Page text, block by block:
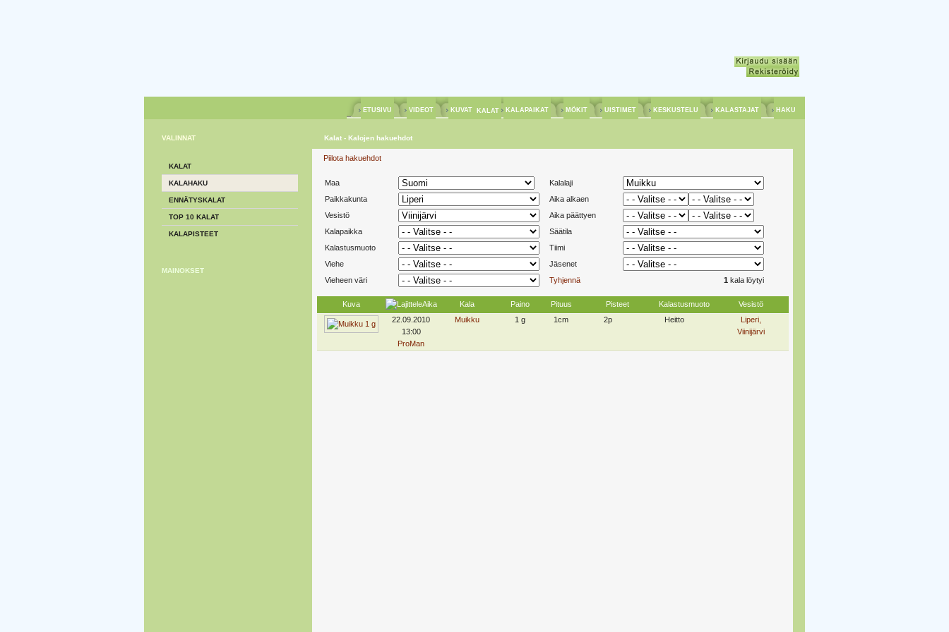
ETUSIVU VIDEOT KUVAT KALAT KALAPAIKAT MÖKIT UISTIMET KESKUSTELU KALASTAJAT HAKU
VALINNAT
KALAT
KALAHAKU
ENNÄTYSKALAT
TOP 10 KALAT
KALAPISTEET
MAINOKSET
Kalat - Kalojen hakuehdot
Piilota hakuehdot
Maa
Kalalaji
Paikkakunta
Aika alkaen
Vesistö
Aika päättyen
Kalapaikka
Säätila
Kalastusmuoto
Tiimi
Viehe
Jäsenet
Vieheen väri
Tyhjennä 1 kala löytyi
Kuva Aika Kala Paino Pituus Pisteet Kalastusmuoto
Vesistö
22.09.2010
13:00
ProMan
Muikku 1 g 1cm 2p Heitto
Liperi,
Viinijärvi